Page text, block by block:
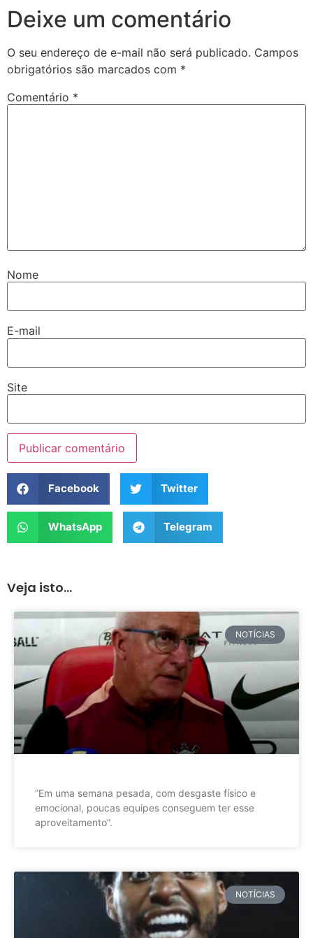
Deixe um comentário
O seu endereço de e-mail não será publicado. Campos
obrigatórios são marcados com *
Comentário *
Nome
E-mail
Site
Facebook Twitter
WhatsApp Telegram
Veja isto...
NOTÍCIAS
”Em uma semana pesada, com desgaste físico e
emocional, poucas equipes conseguem ter esse
aproveitamento”.
NOTÍCIAS